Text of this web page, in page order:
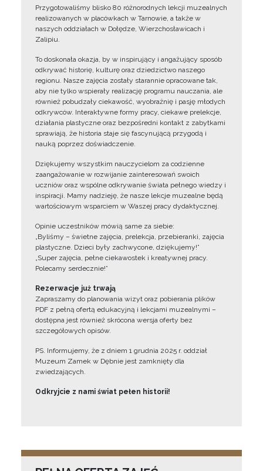
Przygotowaliśmy blisko 80 różnorodnych lekcji muzealnych
realizowanych w placówkach w Tarnowie, a także w
naszych oddziałach w Dołędze, Wierzchosławicach i
Zalipiu.
To doskonała okazja, by w inspirujący i angażujący sposób
odkrywać historię, kulturę oraz dziedzictwo naszego
regionu. Nasze zajęcia zostały starannie opracowane tak,
aby nie tylko wspierały realizację programu nauczania, ale
również pobudzały ciekawość, wyobraźnię i pasję młodych
odkrywców. Interaktywne formy pracy, ciekawe prelekcje,
działania plastyczne oraz bezpośredni kontakt z zabytkami
sprawiają, że historia staje się fascynującą przygodą i
nauką poprzez doświadczenie.
Dziękujemy wszystkim nauczycielom za codzienne
zaangażowanie w rozwijanie zainteresowań swoich
uczniów oraz wspólne odkrywanie świata pełnego wiedzy i
inspiracji. Mamy nadzieję, że nasze lekcje muzealne będą
wartościowym wsparciem w Waszej pracy dydaktycznej.
Opinie uczestników mówią same za siebie:
„Byliśmy – świetne zajęcia, prelekcja, przebieranki, zajęcia
plastyczne. Dzieci były zachwycone, dziękujemy!”
„Super zajęcia, pełne ciekawostek i kreatywnej pracy.
Polecamy serdecznie!”
Rezerwacje już trwają
Zapraszamy do planowania wizyt oraz pobierania plików
PDF z pełną ofertą edukacyjną i lekcjami muzealnymi –
dostępna jest również skrócona wersja oferty bez
szczegółowych opisów.
PS. Informujemy, że z dniem 1 grudnia 2025 r. oddział
Muzeum Zamek w Dębnie jest zamknięty dla
zwiedzających.
Odkryjcie z nami świat pełen historii!